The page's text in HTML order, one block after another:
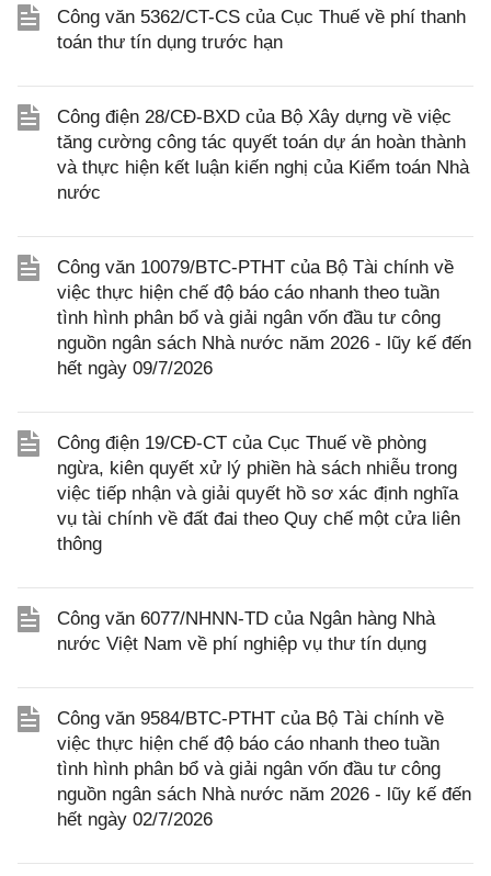
Công văn 5362/CT-CS của Cục Thuế về phí thanh
toán thư tín dụng trước hạn
Công điện 28/CĐ-BXD của Bộ Xây dựng về việc
tăng cường công tác quyết toán dự án hoàn thành
và thực hiện kết luận kiến nghị của Kiểm toán Nhà
nước
Công văn 10079/BTC-PTHT của Bộ Tài chính về
việc thực hiện chế độ báo cáo nhanh theo tuần
tình hình phân bổ và giải ngân vốn đầu tư công
nguồn ngân sách Nhà nước năm 2026 - lũy kế đến
hết ngày 09/7/2026
Công điện 19/CĐ-CT của Cục Thuế về phòng
ngừa, kiên quyết xử lý phiền hà sách nhiễu trong
việc tiếp nhận và giải quyết hồ sơ xác định nghĩa
vụ tài chính về đất đai theo Quy chế một cửa liên
thông
Công văn 6077/NHNN-TD của Ngân hàng Nhà
nước Việt Nam về phí nghiệp vụ thư tín dụng
Công văn 9584/BTC-PTHT của Bộ Tài chính về
việc thực hiện chế độ báo cáo nhanh theo tuần
tình hình phân bổ và giải ngân vốn đầu tư công
nguồn ngân sách Nhà nước năm 2026 - lũy kế đến
hết ngày 02/7/2026